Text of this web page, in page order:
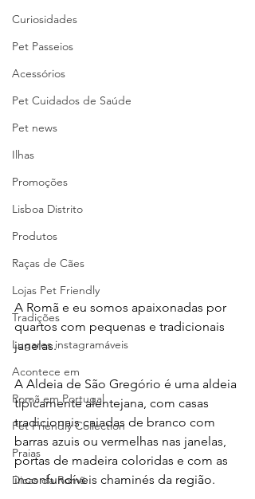
Curiosidades
Pet Passeios
Acessórios
Pet Cuidados de Saúde
Pet news
Ilhas
Promoções
Lisboa Distrito
Produtos
Raças de Cães
Lojas Pet Friendly
Tradições
Lugares instagramáveis
Acontece em
Romã em Portugal
Pet Friendly Collection
Praias
Dicas da Romã
A Romã e eu somos apaixonadas por
quartos com pequenas e tradicionais
janelas.
A Aldeia de São Gregório é uma aldeia
tipicamente alentejana, com casas
tradicionais caiadas de branco com
barras azuis ou vermelhas nas janelas,
portas de madeira coloridas e com as
inconfundíveis chaminés da região.